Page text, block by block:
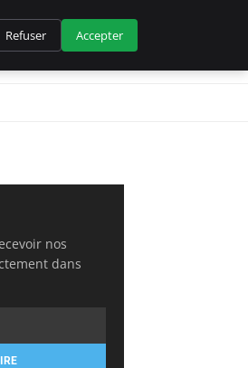
nos
dans
Refuser Accepter